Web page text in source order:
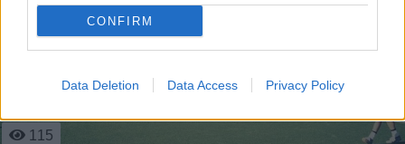
CONFIRM
Data Deletion Data Access Privacy Policy
524